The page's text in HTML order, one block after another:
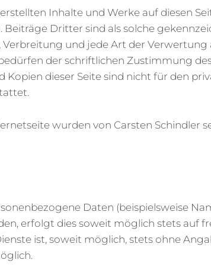
Inhalte und Werke auf diesen
Dritter sind als solche
und jede Art der Verwertung
der schriftlichen Zustimmung
Kopien dieser Seite sind nicht für den
wurden von Carsten Schindler
Daten (beispielsweise
erfolgt dies soweit möglich stets auf
ist, soweit möglich, stets ohne